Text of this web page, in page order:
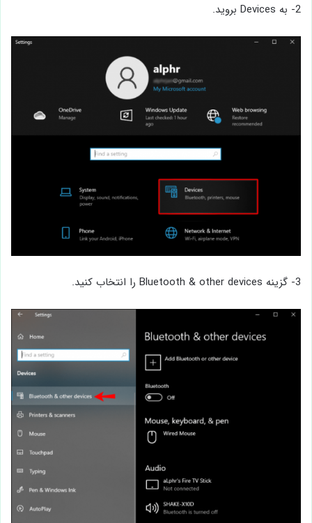
2- به Devices بروید.
3- گزینه Bluetooth & other devices را انتخاب کنید.